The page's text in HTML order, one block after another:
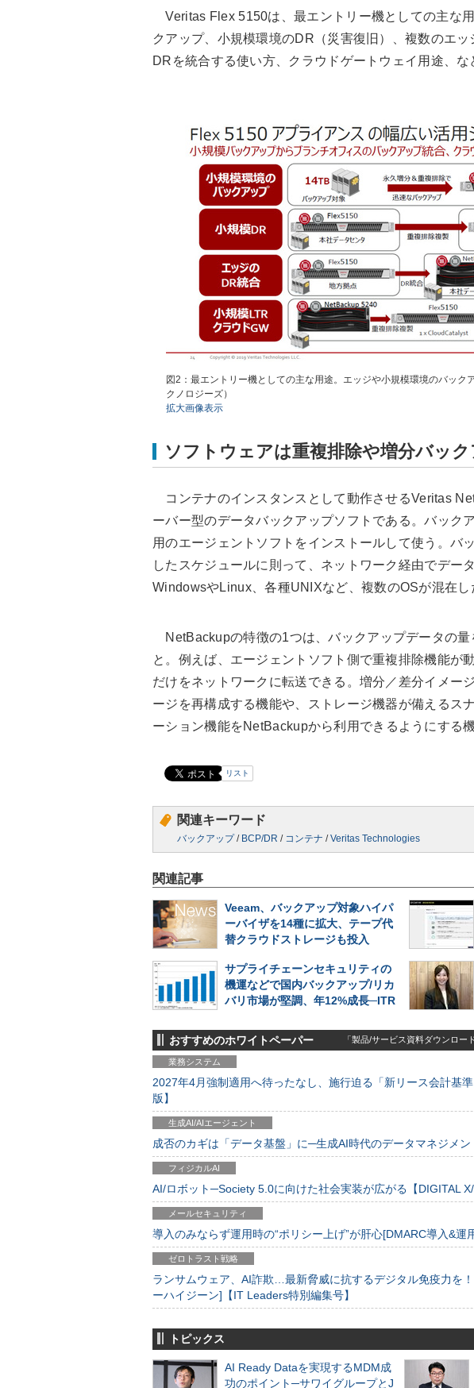
Veritas Flex 5150は、最エントリー機としての主な
クアップ、小規模環境のDR（災害復旧）、複数のエ
DRを統合する使い方、クラウドゲートウェイ用途、な
図2：最エントリー機としての主な用途。エッジや小規模環境のバック
クノロジーズ）
拡大画像表示
ソフトウェアは重複排除や増分バッ
コンテナのインスタンスとして動作させるVeritas
ーバー型のデータバックアップソフトである。バック
用のエージェントソフトをインストールして使う。バ
したスケジュールに則って、ネットワーク経由でデー
WindowsやLinux、各種UNIXなど、複数のOSが混在し
NetBackupの特徴の1つは、バックアップデータの量
と。例えば、エージェントソフト側で重複排除機能が
だけをネットワークに転送できる。増分／差分イメー
ージを再構成する機能や、ストレージ機器が備えるス
ーション機能をNetBackupから利用できるようにする
リスト
関連キーワード
バックアップ/ BCP/DR / コンテナ /Veritas Technologies
関連記事
Veeam、バックアップ対象ハイパ
ーバイザを14種に拡大、テープ代
替クラウドストレージも投入
サプライチェーンセキュリティの
機運などで国内バックアップ/リカ
バリ市場が堅調、年12%成長─ITR
おすすめのホワイトペーパー 「製品/サービス資料ダウンロー
業務システム
2027年4月強制適用へ待ったなし、施行迫る「新リース会計基
版】
生成AI/AIエージェント
成否のカギは「データ基盤」に─生成AI時代のデータマネジメン
フィジカルAI
AI/ロボット─Society 5.0に向けた社会実装が広がる【DIGITAL
メールセキュリティ
導入のみならず運用時の“ポリシー上げ”が肝心[DMARC導入&運
ゼロトラスト戦略
ランサムウェア、AI詐欺…最新脅威に抗するデジタル免疫力を
ーハイジーン]【IT Leaders特別編集号】
トピックス
AI Ready Dataを実現するMDM成
功のポイント─サワイグループとJ